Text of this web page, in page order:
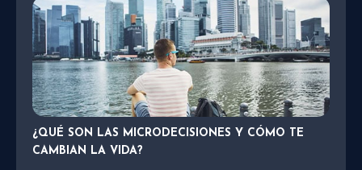
¿QUÉ SON LAS MICRODECISIONES Y CÓMO TE
CAMBIAN LA VIDA?